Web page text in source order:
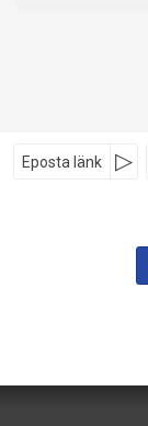
Eposta länk